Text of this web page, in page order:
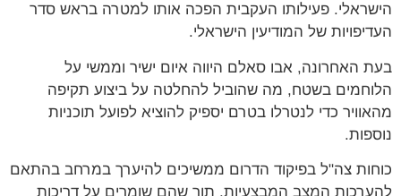
פעילותו העקבית הפכה אותו למטרה בראש סדר
של המודיעין הישראלי.
האחרונה, אבו סאלם היווה איום ישיר וממשי על
בשטח, מה שהוביל להחלטה על ביצוע תקיפה
כדי לנטרלו בטרם יספיק להוציא לפועל תוכניות
צה"ל בפיקוד הדרום ממשיכים להיערך במרחב בהתאם
המצב המבצעיות, תוך שהם שומרים על דריכות